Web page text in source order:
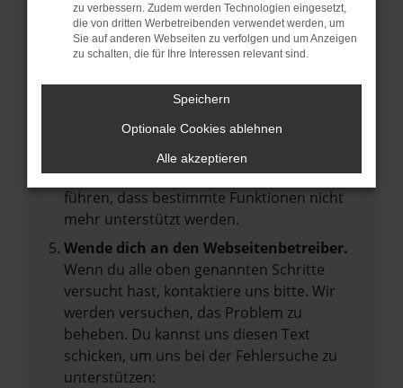
Starte dein Gerät neu.
Das kann manchmal helfen,
vorübergehende Probleme zu beheben.
Stelle sicher, dass dein Browser und dein
Betriebssystem auf dem neuesten Stand
Veraltete Software birgt nicht nur ein
Sicherheitsrisiko, sondern kann auch dazu
führen, dass bestimmte Funktionen nicht
mehr unterstützt werden.
Wende dich an den Webseitenbetreiber.
Wenn du alle oben genannten Schritte
versucht hast, kontaktiere uns bitte. Wir
werden versuchen, das Problem zu
beheben. Du kannst uns diesen Text
schicken, um uns bei der Fehlersuche zu
unterstützen:
zu verbessern. Zudem werden Technologien eingesetzt,
die von dritten Werbetreibenden verwendet werden, um
Sie auf anderen Webseiten zu verfolgen und um Anzeigen
zu schalten, die für Ihre Interessen relevant sind.
Speichern
Optionale Cookies ablehnen
Alle akzeptieren